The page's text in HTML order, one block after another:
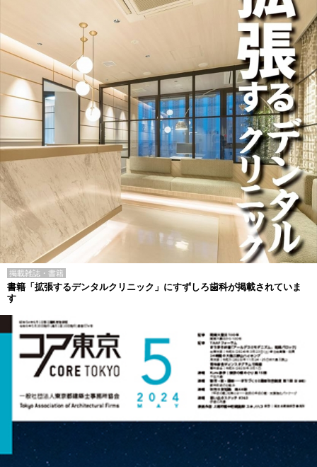
掲載雑誌・書籍
書籍「拡張するデンタルクリニック」にすずしろ歯科が掲載されていま
す